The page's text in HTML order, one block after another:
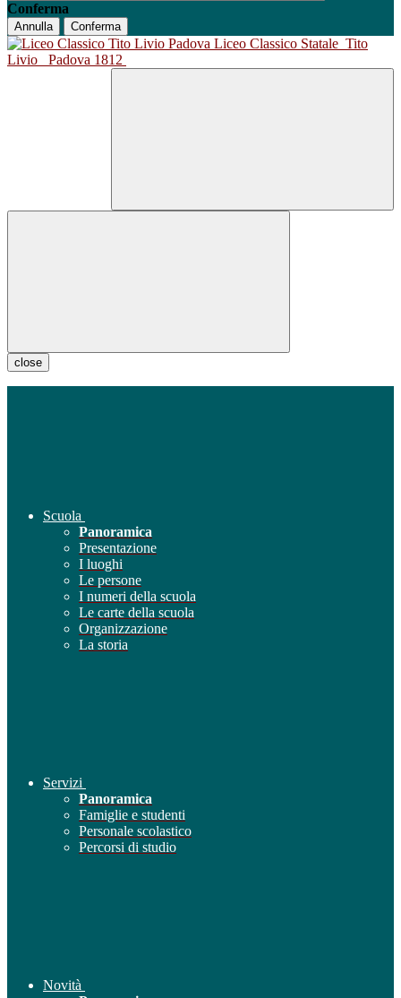
Conferma
Annulla Conferma
Liceo Classico Statale Tito
Livio
Padova 1812
close
Scuola
Panoramica
Presentazione
I luoghi
Le persone
I numeri della scuola
Le carte della scuola
Organizzazione
La storia
Servizi
Panoramica
Famiglie e studenti
Personale scolastico
Percorsi di studio
Novità